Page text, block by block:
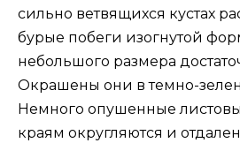
сильно ветвящихся кустах
бурые побеги изогнутой
небольшого размера
Окрашены они в темно-
Немного опушенные
краям округляются и